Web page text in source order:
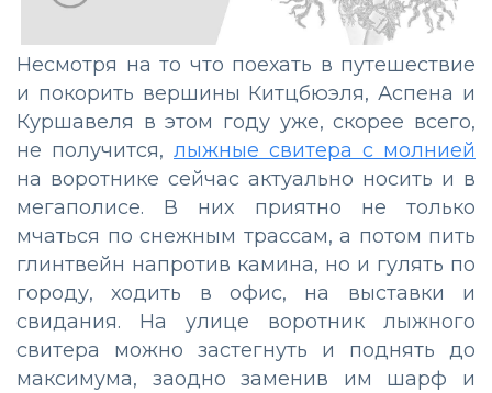
Несмотря на то что поехать в путешествие
и покорить вершины Китцбюэля, Аспена и
Куршавеля в этом году уже, скорее всего,
не получится, лыжные свитера с молнией
на воротнике сейчас актуально носить и в
мегаполисе. В них приятно не только
мчаться по снежным трассам, а потом пить
глинтвейн напротив камина, но и гулять по
городу, ходить в офис, на выставки и
свидания. На улице воротник лыжного
свитера можно застегнуть и поднять до
максимума, заодно заменив им шарф и